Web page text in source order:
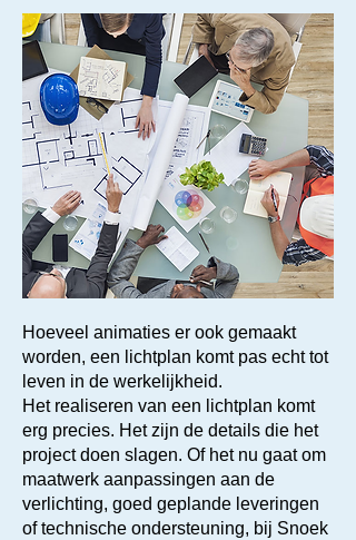
Hoeveel animaties er ook gemaakt
worden, een lichtplan komt pas echt tot
leven in de werkelijkheid.
Het realiseren van een lichtplan komt
erg precies. Het zijn de details die het
project doen slagen. Of het nu gaat om
maatwerk aanpassingen aan de
verlichting, goed geplande leveringen
of technische ondersteuning, bij Snoek